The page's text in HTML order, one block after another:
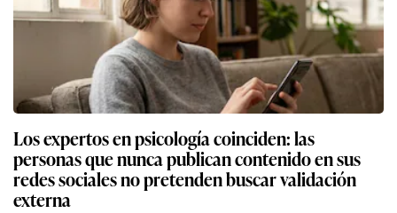
Los expertos en psicología coinciden: las
personas que nunca publican contenido en sus
redes sociales no pretenden buscar validación
externa